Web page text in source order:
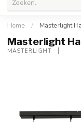
Home / Masterlight
Masterlight
MASTERLIGHT